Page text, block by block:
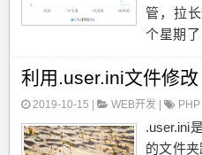
管，拉
个星期
题。 找
提示密码
2019-10-15 | WEB开发 PHP
.user.ini
的文件